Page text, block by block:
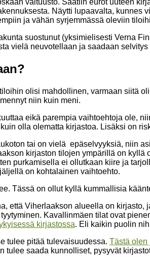
Näytti lupaavalta, kunnes
ja vähän syrjemmässä oleviin
suostunut (yksimielisesti Verna
vielä neuvotellaan ja saadaan
olisi mahdollinen, varmaan siitä
niin kuin meni.
eikä parempia vaihtoehtoja ole,
olla olematta kirjastoa. Lisäksi on
tai on vielä epäselvyyksiä, niin
kirjaston tilojen ympärillä on
purkamisella ei ollutkaan kiire ja
on kohtalainen vaihtoehto.
Tässä on ollut kyllä kummallisia
että Viherlaakson alueella on
Kavallinmäen tilat ovat
kirjastossa. Eli kaikin puolin
tulee pitää tulevaisuudessa. Tästä olen
tulee saada kunnolliset, pysyvät